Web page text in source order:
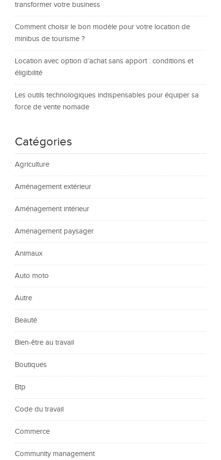
transformer votre business
Comment choisir le bon modèle pour votre location de
minibus de tourisme ?
Location avec option d’achat sans apport : conditions et
éligibilité
Les outils technologiques indispensables pour équiper sa
force de vente nomade
Catégories
Agriculture
Aménagement extérieur
Aménagement intérieur
Aménagement paysager
Animaux
Auto moto
Autre
Beauté
Bien-être au travail
Boutiques
Btp
Code du travail
Commerce
Community management